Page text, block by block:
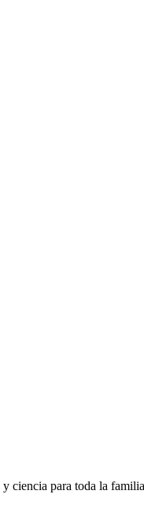
ciencia para toda la